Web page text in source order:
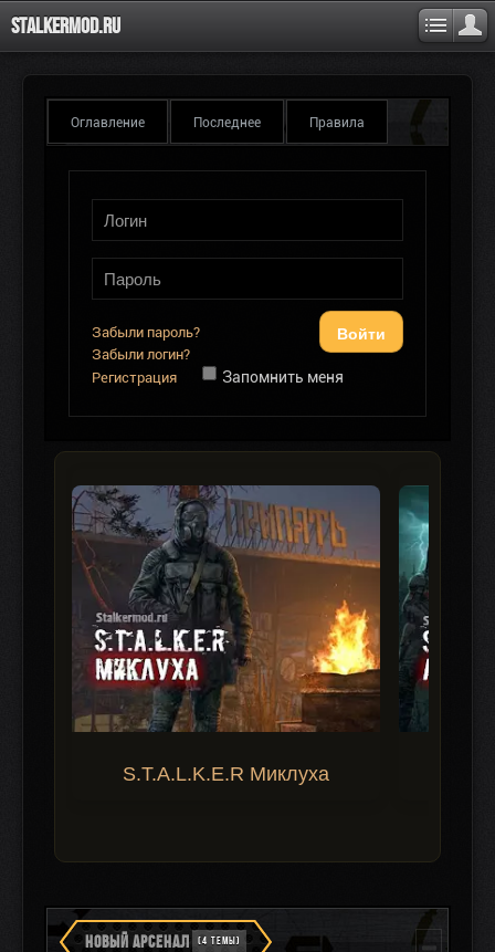
Stalkermod.ru
Оглавление Последнее Правила
Войти
Забыли пароль?
Забыли логин?
Регистрация
Запомнить меня
S.T.A.L.K.E.R Миклуха
НОВЫЙ АРСЕНАЛ (4 ТЕМЫ)